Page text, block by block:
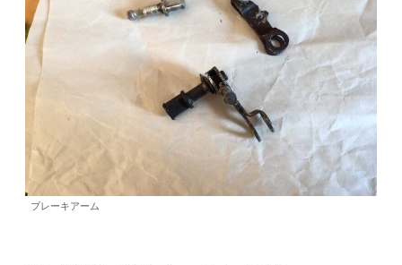
ブレーキアーム